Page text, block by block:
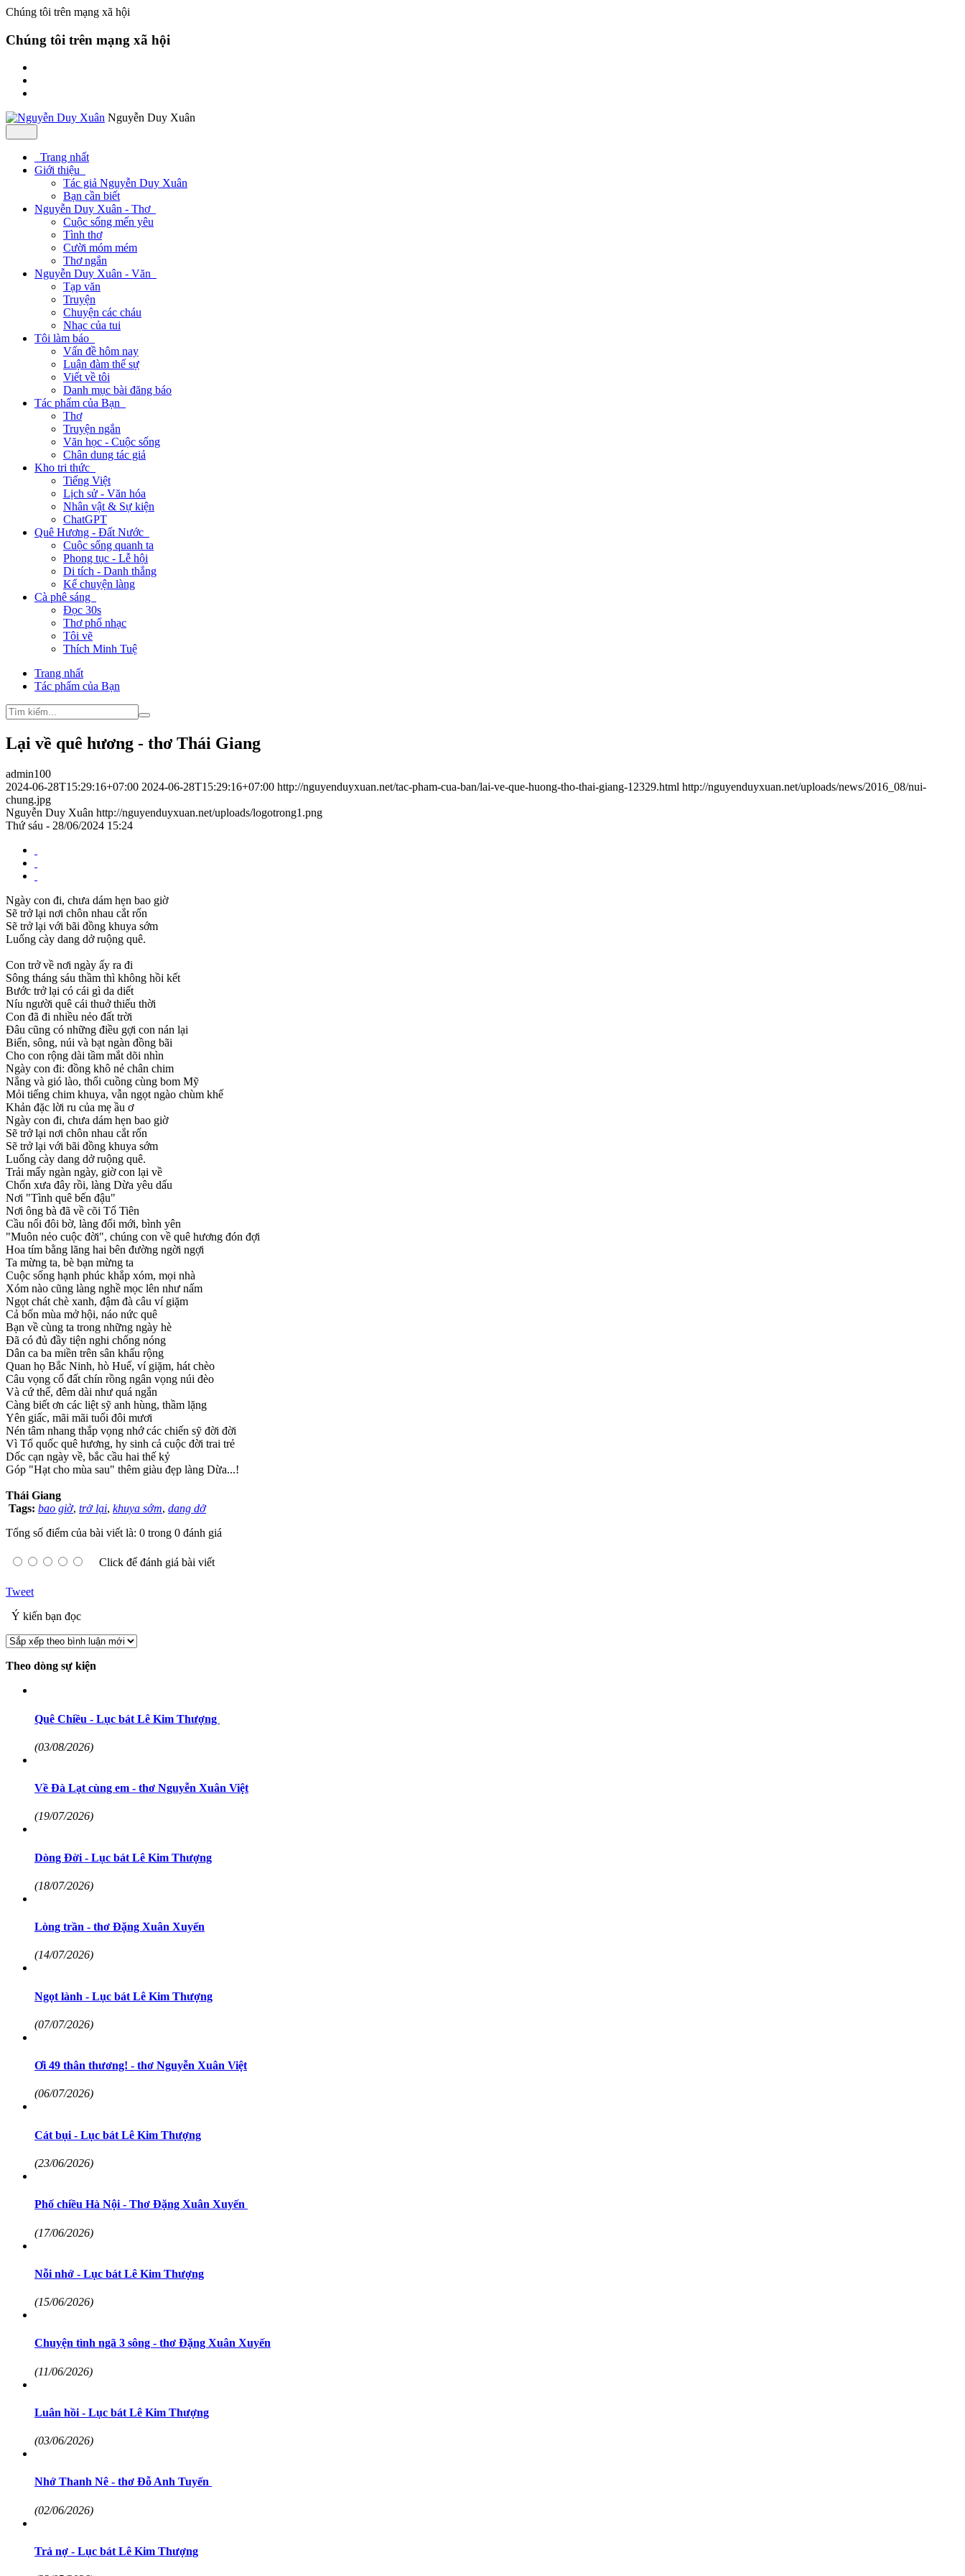
Chúng tôi trên mạng xã hội
Chúng tôi trên mạng xã hội
Nguyễn Duy Xuân
Trang nhất
Giới thiệu
Tác giả Nguyễn Duy Xuân
Bạn cần biết
Nguyễn Duy Xuân - Thơ
Cuộc sống mến yêu
Tình thơ
Cười móm mém
Thơ ngắn
Nguyễn Duy Xuân - Văn
Tạp văn
Truyện
Chuyện các cháu
Nhạc của tui
Tôi làm báo
Vấn đề hôm nay
Luận đàm thế sự
Viết về tôi
Danh mục bài đăng báo
Tác phẩm của Bạn
Thơ
Truyện ngắn
Văn học - Cuộc sống
Chân dung tác giả
Kho tri thức
Tiếng Việt
Lịch sử - Văn hóa
Nhân vật & Sự kiện
ChatGPT
Quê Hương - Đất Nước
Cuộc sống quanh ta
Phong tục - Lễ hội
Di tích - Danh thắng
Kể chuyện làng
Cà phê sáng
Đọc 30s
Thơ phổ nhạc
Tôi vẽ
Thích Minh Tuệ
Trang nhất
Tác phẩm của Bạn
Lại về quê hương - thơ Thái Giang
admin100
2024-06-28T15:29:16+07:00 2024-06-28T15:29:16+07:00 http://nguyenduyxuan.net/tac-pham-cua-ban/lai-ve-que-huong-tho-thai-giang-12329.html http://nguyenduyxuan.net/uploads/news/2016_08/nui-
chung.jpg
Nguyễn Duy Xuân http://nguyenduyxuan.net/uploads/logotrong1.png
Thứ sáu - 28/06/2024 15:24
Ngày con đi, chưa dám hẹn bao giờ
Sẽ trở lại nơi chôn nhau cắt rốn
Sẽ trở lại với bãi đồng khuya sớm
Luống cày dang dở ruộng quê.
Con trở về nơi ngày ấy ra đi
Sông tháng sáu thầm thì không hồi kết
Bước trở lại có cái gì da diết
Níu người quê cái thuở thiếu thời
Con đã đi nhiều nẻo đất trời
Đâu cũng có những điều gợi con nán lại
Biển, sông, núi và bạt ngàn đồng bãi
Cho con rộng dài tầm mắt dõi nhìn
Ngày con đi: đồng khô nẻ chân chim
Nắng và gió lào, thổi cuồng cùng bom Mỹ
Mỏi tiếng chim khuya, vẫn ngọt ngào chùm khế
Khản đặc lời ru của mẹ ầu ơ
Ngày con đi, chưa dám hẹn bao giờ
Sẽ trở lại nơi chôn nhau cắt rốn
Sẽ trở lại với bãi đồng khuya sớm
Luống cày dang dở ruộng quê.
Trải mấy ngàn ngày, giờ con lại về
Chốn xưa đây rồi, làng Dừa yêu dấu
Nơi "Tình quê bến đậu"
Nơi ông bà đã về cõi Tổ Tiên
Cầu nối đôi bờ, làng đổi mới, bình yên
"Muôn nẻo cuộc đời", chúng con về quê hương đón đợi
Hoa tím bằng lăng hai bên đường ngời ngợi
Ta mừng ta, bè bạn mừng ta
Cuộc sống hạnh phúc khắp xóm, mọi nhà
Xóm nào cũng làng nghề mọc lên như nấm
Ngọt chát chè xanh, đậm đà câu ví giặm
Cả bốn mùa mở hội, náo nức quê
Bạn về cùng ta trong những ngày hè
Đã có đủ đầy tiện nghi chống nóng
Dân ca ba miền trên sân khấu rộng
Quan họ Bắc Ninh, hò Huế, ví giặm, hát chèo
Câu vọng cổ đất chín rồng ngân vọng núi đèo
Và cứ thế, đêm dài như quá ngắn
Càng biết ơn các liệt sỹ anh hùng, thầm lặng
Yên giấc, mãi mãi tuổi đôi mươi
Nén tâm nhang thắp vọng nhớ các chiến sỹ đời đời
Vì Tổ quốc quê hương, hy sinh cả cuộc đời trai trẻ
Dốc cạn ngày về, bắc cầu hai thế kỷ
Góp "Hạt cho mùa sau" thêm giàu đẹp làng Dừa...!
Thái Giang
Tags: bao giờ, trở lại, khuya sớm, dang dở
Tổng số điểm của bài viết là: 0 trong 0 đánh giá
Click để đánh giá bài viết
Tweet
Ý kiến bạn đọc
Theo dòng sự kiện
Quê Chiều - Lục bát Lê Kim Thượng
(03/08/2026)
Về Đà Lạt cùng em - thơ Nguyễn Xuân Việt
(19/07/2026)
Dòng Đời - Lục bát Lê Kim Thượng
(18/07/2026)
Lòng trần - thơ Đặng Xuân Xuyến
(14/07/2026)
Ngọt lành - Lục bát Lê Kim Thượng
(07/07/2026)
Ơi 49 thân thương! - thơ Nguyễn Xuân Việt
(06/07/2026)
Cát bụi - Lục bát Lê Kim Thượng
(23/06/2026)
Phố chiều Hà Nội - Thơ Đặng Xuân Xuyến
(17/06/2026)
Nỗi nhớ - Lục bát Lê Kim Thượng
(15/06/2026)
Chuyện tình ngã 3 sông - thơ Đặng Xuân Xuyến
(11/06/2026)
Luân hồi - Lục bát Lê Kim Thượng
(03/06/2026)
Nhớ Thanh Nê - thơ Đỗ Anh Tuyến
(02/06/2026)
Trả nợ - Lục bát Lê Kim Thượng